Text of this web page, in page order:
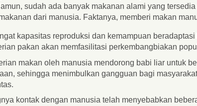
sudah ada banyak makanan alami yang
dari manusia. Faktanya, memberi makan
kapasitas reproduksi dan kemampuan
pakan akan memfasilitasi perkembangbiakan
makan oleh manusia mendorong babi liar untuk
sehingga menimbulkan gangguan bagi
kontak dengan manusia telah menyebabkan